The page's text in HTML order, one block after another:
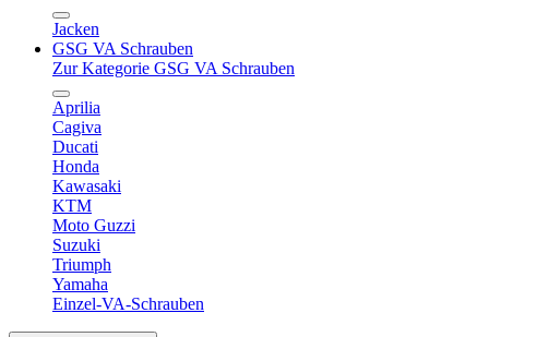
Jacken
GSG VA Schrauben
Zur Kategorie GSG VA Schrauben
Aprilia
Cagiva
Ducati
Honda
Kawasaki
KTM
Moto Guzzi
Suzuki
Triumph
Yamaha
Einzel-VA-Schrauben